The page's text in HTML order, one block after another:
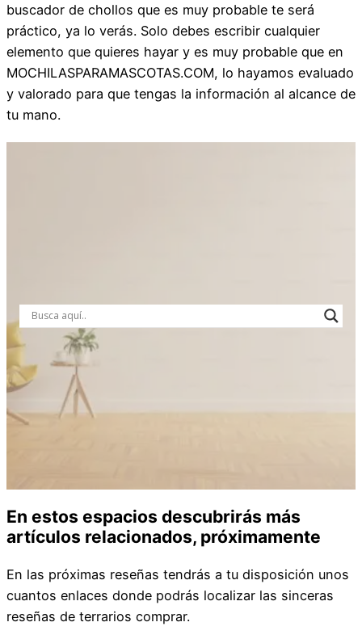
buscador de chollos que es muy probable te será
práctico, ya lo verás. Solo debes escribir cualquier
elemento que quieres hayar y es muy probable que en
MOCHILASPARAMASCOTAS.COM, lo hayamos evaluado
y valorado para que tengas la información al alcance de
tu mano.
En estos espacios descubrirás más
artículos relacionados, próximamente
En las próximas reseñas tendrás a tu disposición unos
cuantos enlaces donde podrás localizar las sinceras
reseñas de terrarios comprar.